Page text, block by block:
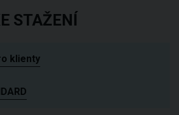
STAŽENÍ
klienty